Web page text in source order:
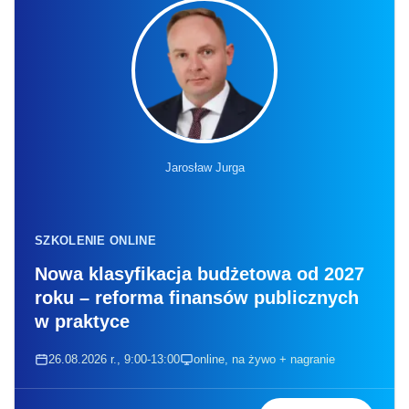
Jarosław Jurga
SZKOLENIE ONLINE
Nowa klasyfikacja budżetowa od 2027
roku – reforma finansów publicznych
w praktyce
26.08.2026 r., 9:00-13:00 online, na żywo + nagranie